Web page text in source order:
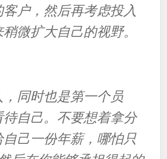
户，然后再考虑投入
微扩大自己的视野。
同时也是第一个员
自己。不要想着拿分
己一份年薪，哪怕只